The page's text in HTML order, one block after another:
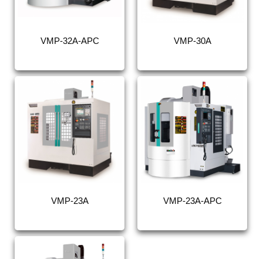
VMP-32A-APC VMP-30A
VMP-23A VMP-23A-APC